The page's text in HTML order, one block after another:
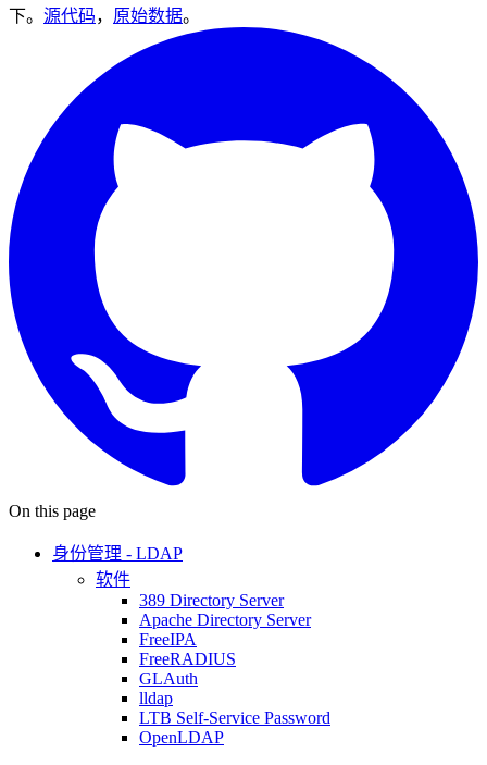
下。 源代码， 原始数据。
On this page
身份管理 - LDAP
软件
389 Directory Server
Apache Directory Server
FreeIPA
FreeRADIUS
GLAuth
lldap
LTB Self-Service Password
OpenLDAP